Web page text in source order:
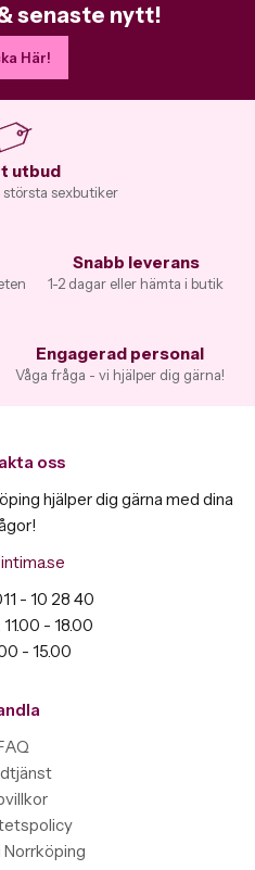
senaste nytt!
Här!
utbud
största sexbutiker
Snabb leverans
1-2 dagar eller hämta i butik
Engagerad personal
Våga fråga - vi hjälper dig gärna!
oss
hjälper dig gärna med dina
- 10 28 40
- 18.00
- 15.00
Norrköping